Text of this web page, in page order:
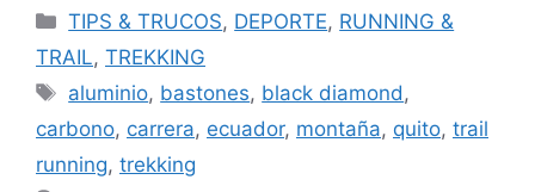
TIPS & TRUCOS, DEPORTE, RUNNING &
TRAIL, TREKKING
aluminio, bastones, black diamond,
carbono, carrera, ecuador, montaña, quito, trail
running, trekking